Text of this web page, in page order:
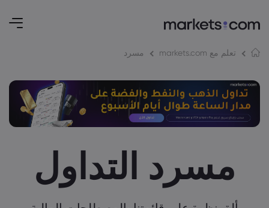
تعلم مع markets.com مسرد
مسرد التداول